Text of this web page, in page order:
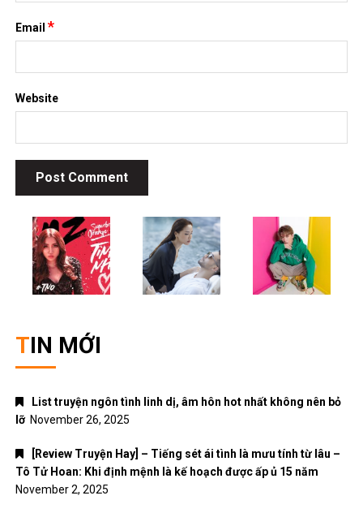
Email*
Website
TIN MỚI
List truyện ngôn tình linh dị, âm hôn hot nhất không nên bỏ
lỡ November 26, 2025
[Review Truyện Hay] – Tiếng sét ái tình là mưu tính từ lâu –
Tô Tử Hoan: Khi định mệnh là kế hoạch được ấp ủ 15 năm
November 2, 2025